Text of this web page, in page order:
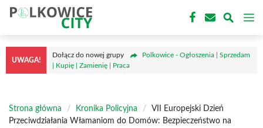
Przejdź
treści
UWAGA!
Dołącz do nowej grupy
Polkowice - Ogłoszenia | Sprzedam
| Kupię | Zamienię | Praca
Strona główna / Kronika Policyjna /
VII Europejski Dzień
Przeciwdziałania Włamaniom do Domów: Bezpieczeństwo na